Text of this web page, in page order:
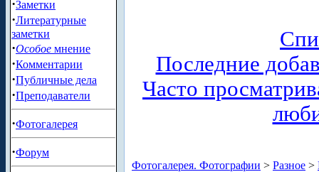
·Заметки
·Литературные
заметки
·Особое мнение
·Комментарии
·Публичные дела
·Преподаватели
·Фотогалерея
·Форум
Последние
Часто
Фотогалерея. Фотографии > Разное >